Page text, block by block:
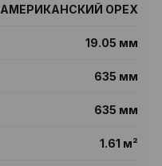
АМЕРИКАНСКИЙ ОРЕХ
19.05 мм
635 мм
635 мм
1.61 м²